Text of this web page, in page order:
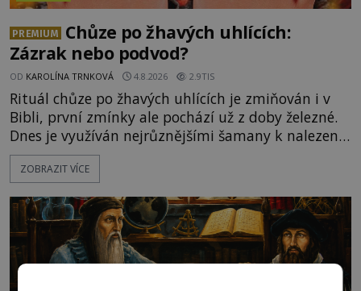
PREMIUM
Chůze po žhavých uhlících:
Zázrak nebo podvod?
OD KAROLÍNA TRNKOVÁ 4.8.2026 2.9TIS
Rituál chůze po žhavých uhlících je zmiňován i v
Bibli, první zmínky ale pochází už z doby železné.
Dnes je využíván nejrůznějšími šamany k nalezení
spirituální síly či vnitřního klidu. Jak funguje a proč
si při něm člověk nepopálí nohy, což bylo
nadpřirozeného? Histori
ZOBRAZIT VÍCE